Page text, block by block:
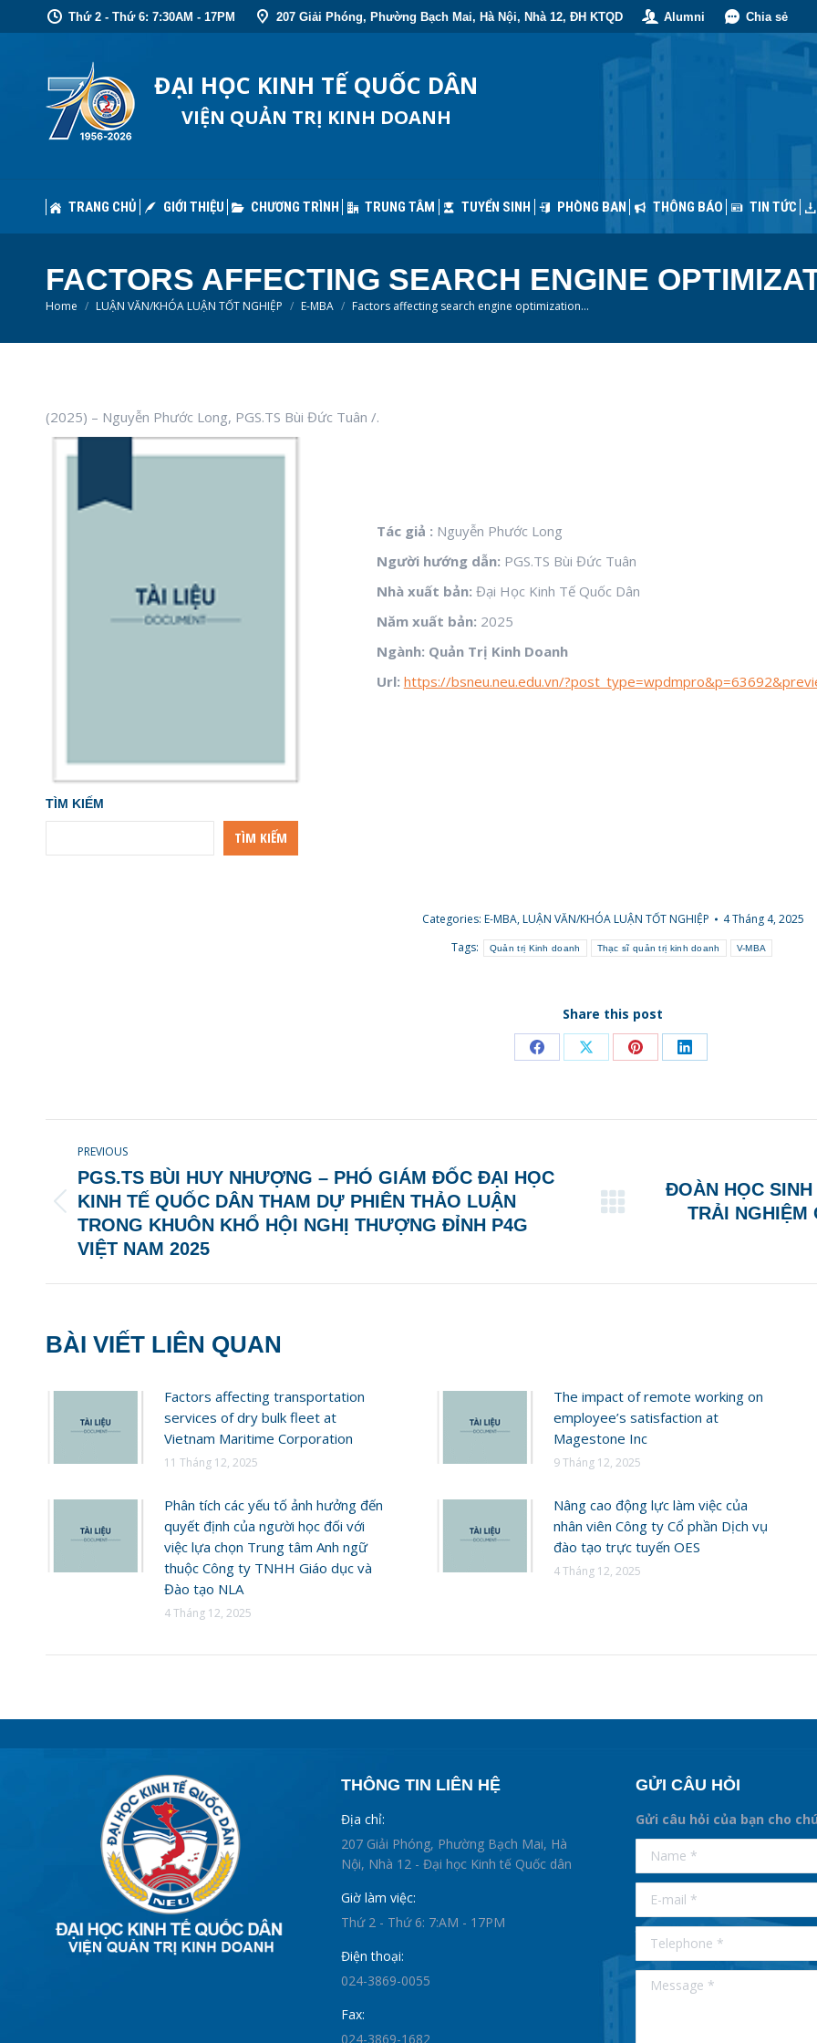
Thứ 2 - Thứ 6: 7:30AM - 17PM 207 Giải Phóng, Phường Bạch Mai, Hà Nội, Nhà 12, ĐH KTQD Alumni Chia sẻ
ĐẠI HỌC KINH TẾ QUỐC DÂN
VIỆN QUẢN TRỊ KINH DOANH
TRANG CHỦ GIỚI THIỆU CHƯƠNG TRÌNH TRUNG TÂM TUYỂN SINH PHÒNG BAN THÔNG BÁO TIN TỨC
FACTORS AFFECTING SEARCH ENGINE
You are here:
Home LUẬN VĂN/KHÓA LUẬN TỐT NGHIỆP E-MBA Factors affecting search engine optimization…
(2025) – Nguyễn Phước Long, PGS.TS Bùi Đức Tuân /.
Tác giả : Nguyễn Phước Long
Người hướng dẫn: PGS.TS Bùi Đức Tuân
Nhà xuất bản: Đại Học Kinh Tế Quốc Dân
Năm xuất bản: 2025
Ngành: Quản Trị Kinh Doanh
Url: https://bsneu.neu.edu.vn/
TÌM KIẾM
TÌM KIẾM
Categories: E-MBA,LUẬN VĂN/KHÓA LUẬN TỐT NGHIỆP
4 Tháng 4, 2025
Tags:
Quản trị Kinh doanh Thạc sĩ quản trị kinh doanh V-MBA
Share this post
Share
Facebook
Share
X
Share
Pinterest
Share
LinkedIn
NAVIGATION
PREVIOUS
Previous
post:
PGS.TS BÙI HUY NHƯỢNG – PHÓ GIÁM ĐỐC ĐẠI HỌC
KINH TẾ QUỐC DÂN THAM DỰ PHIÊN THẢO LUẬN
TRONG KHUÔN KHỔ HỘI NGHỊ THƯỢNG ĐỈNH P4G
VIỆT NAM 2025
ĐOÀN HỌC
TRẢI NGHIỆM
BÀI VIẾT LIÊN QUAN
Factors affecting transportation
services of dry bulk fleet at
Vietnam Maritime Corporation
11 Tháng 12, 2025
The impact of remote working on
employee’s satisfaction at
Magestone Inc
9 Tháng 12, 2025
Phân tích các yếu tố ảnh hưởng đến
quyết định của người học đối với
việc lựa chọn Trung tâm Anh ngữ
thuộc Công ty TNHH Giáo dục và
Đào tạo NLA
4 Tháng 12, 2025
Nâng cao động lực làm việc của
nhân viên Công ty Cổ phần Dịch vụ
đào tạo trực tuyến OES
4 Tháng 12, 2025
THÔNG TIN LIÊN HỆ
Địa chỉ:
207 Giải Phóng, Phường Bạch Mai, Hà
Nội, Nhà 12 - Đại học Kinh tế Quốc dân
Giờ làm việc:
Thứ 2 - Thứ 6: 7:AM - 17PM
Điện thoại:
024-3869-0055
Fax:
024-3869-1682
GỬI CÂU HỎI
Gửi câu hỏi của bạn cho
supertotobet
betist
Name *
E-mail *
Telephone *
Message *
CHƯƠNG TRÌNH TRUNG TÂM TUYỂN SINH PHÒNG BAN THÔNG BÁO